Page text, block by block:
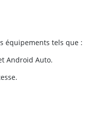
équipements tels que :
Android Auto.